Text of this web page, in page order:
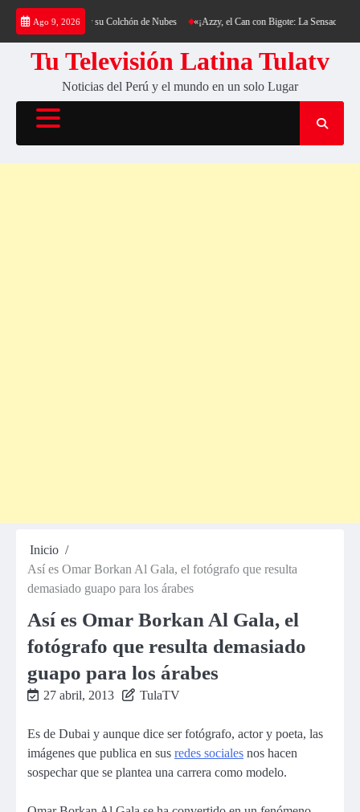
Saltar
contenido
Ago 9, 2026
Cantería y su Colchón de Nubes «¡Azzy, el Can con Bigote: La Sensación Peluda
Tu Televisión Latina Tulatv
Noticias del Perú y el mundo en un solo Lugar
Inicio
Así es Omar Borkan Al Gala, el fotógrafo que resulta
demasiado guapo para los árabes
Así es Omar Borkan Al Gala, el
fotógrafo que resulta demasiado
guapo para los árabes
27 abril, 2013 TulaTV
Es de Dubai y aunque dice ser fotógrafo, actor y poeta, las
imágenes que publica en sus redes sociales nos hacen
sospechar que se plantea una carrera como modelo.